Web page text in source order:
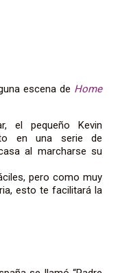
escena de Home
el pequeño Kevin
en una serie de
al marcharse su
pero como muy
esto te facilitará la